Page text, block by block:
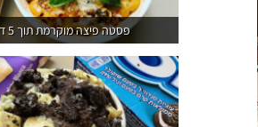
פסטה פיצה מוקרמת תוך 5 דקות